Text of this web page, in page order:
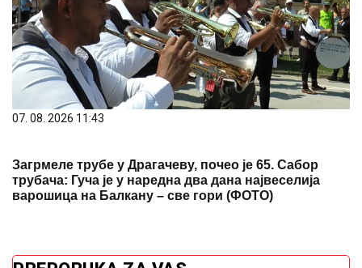
07. 08. 2026 11:43
Загрмеле трубе у Драгачеву, почео је 65. Сабор
трубача: Гуча је у наредна два дана највеселија
варошица на Балкану – све гори (ФОТО)